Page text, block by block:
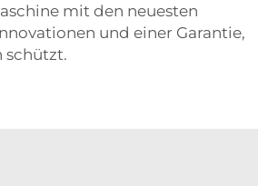
mit den neuesten
und einer Garantie,
schützt.